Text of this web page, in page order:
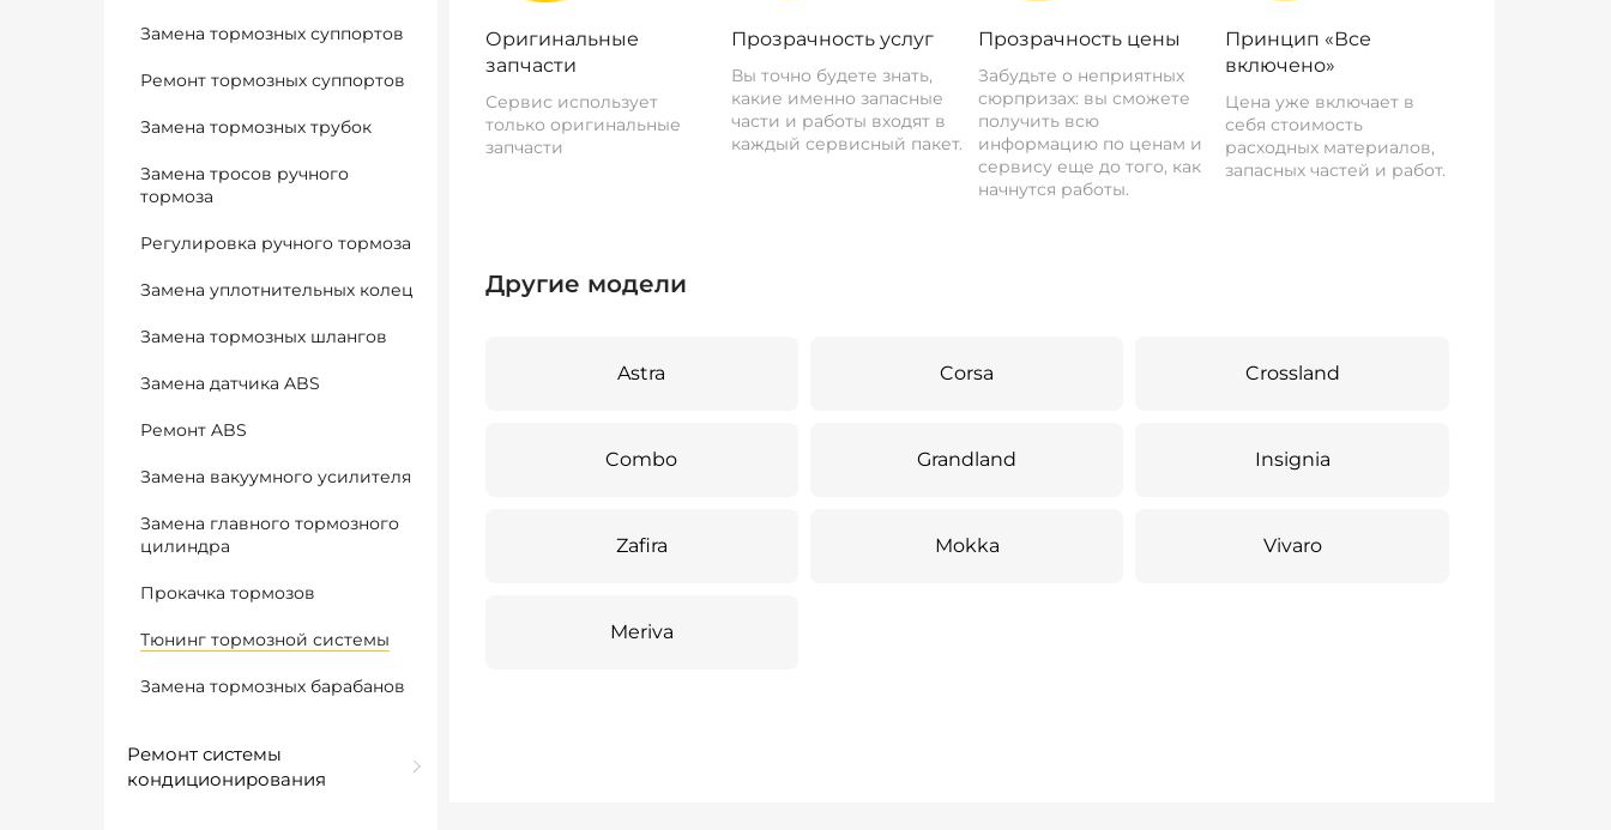
Замена тормозных суппортов
Ремонт тормозных суппортов
Замена тормозных трубок
Замена тросов ручного
тормоза
Регулировка ручного тормоза
Замена уплотнительных колец
Замена тормозных шлангов
Замена датчика ABS
Ремонт ABS
Замена вакуумного усилителя
Замена главного тормозного
цилиндра
Прокачка тормозов
Тюнинг тормозной системы
Замена тормозных барабанов
Ремонт системы
кондиционирования
Оригинальные
запчасти
Сервис использует
только оригинальные
запчасти
Прозрачность услуг
Вы точно будете знать,
какие именно запасные
части и работы входят в
каждый сервисный пакет.
Прозрачность цены
Забудьте о неприятных
сюрпризах: вы сможете
получить всю
информацию по ценам и
сервису еще до того, как
начнутся работы.
Принцип «Все
включено»
Цена уже включает в
себя стоимость
расходных материалов,
запасных частей и работ.
Другие модели
Astra Corsa Crossland
Combo Grandland Insignia
Zafira Mokka Vivaro
Meriva